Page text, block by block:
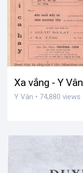
Xa vắng - Y Vân
Y Vân • 74,880 views